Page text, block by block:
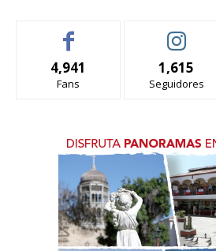
4,941
Fans
1,615
Seguidores